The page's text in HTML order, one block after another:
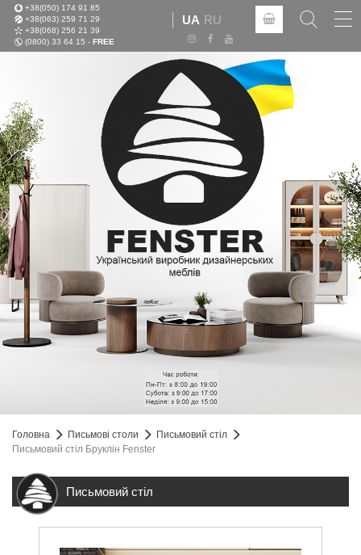
+38(050) 174 91 85
+38(063) 259 71 29
+38(068) 256 21 39
(0800) 33 64 15 - FREE
UA RU
Головна Письмові столи
Письмовий стіл
Письмовий стіл Бруклін Fenster
Письмовий стіл